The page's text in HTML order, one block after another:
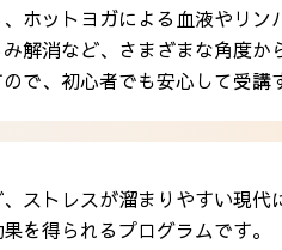
ホットヨガによる血液やリ
解消など、さまざまな角度
で、初心者でも安心して受講
ストレスが溜まりやすい現
を得られるプログラムです。